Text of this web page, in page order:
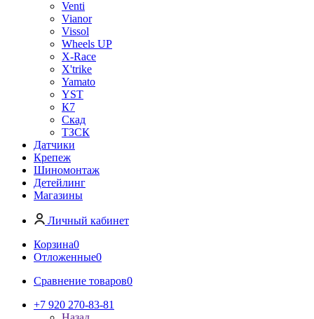
Venti
Vianor
Vissol
Wheels UP
X-Race
X'trike
Yamato
YST
К7
Скад
ТЗСК
Датчики
Крепеж
Шиномонтаж
Детейлинг
Магазины
Личный кабинет
Корзина0
Отложенные0
Сравнение товаров0
+7 920 270-83-81